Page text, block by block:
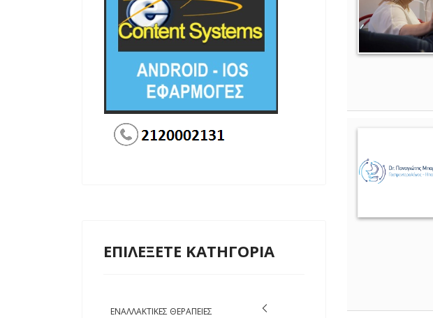
ΕΠΙΛΕΞΕΤΕ ΚΑΤΗΓΟΡΙΑ
ΕΝΑΛΛΑΚΤΙΚΕΣ ΘΕΡΑΠΕΙΕΣ